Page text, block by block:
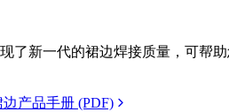
了新一代的裙边焊接质量，可
产品手册 (PDF)